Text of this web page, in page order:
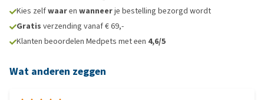
Kies zelfwaaren wanneerje bestelling bezorgd wordt
Gratis verzending vanaf € 69,-
Klanten beoordelen Medpets met een 4,6/5
Wat anderen zeggen